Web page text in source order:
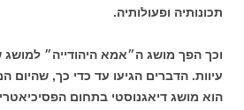
תכונותיה ופעולותיה.
וכך הפך מושג ה״אמא היהודייה״ למושג
עיוות. הדברים הגיעו עד כדי כך, שהיום
הוא מושג דיאגנוסטי בתחום